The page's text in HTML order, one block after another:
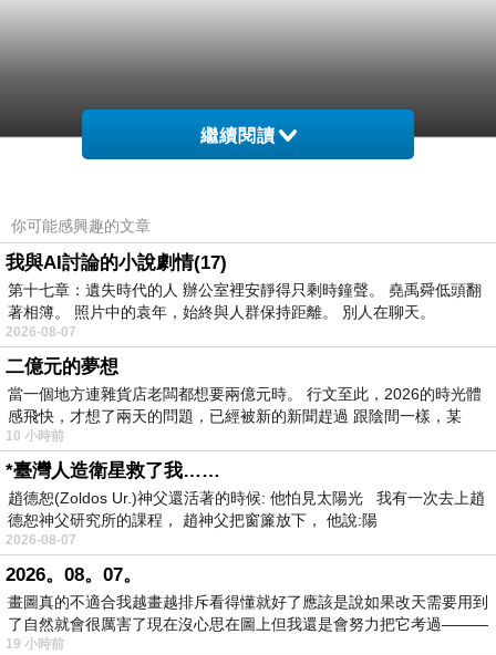
繼續閱讀
你可能感興趣的文章
我與AI討論的小說劇情(17)
第十七章：遺失時代的人 辦公室裡安靜得只剩時鐘聲。 堯禹舜低頭翻
著相簿。 照片中的袁年，始終與人群保持距離。 別人在聊天。
2026-08-07
二億元的夢想
當一個地方連雜貨店老闆都想要兩億元時。 行文至此，2026的時光體
感飛快，才想了兩天的問題，已經被新的新聞趕過 跟陰間一樣，某
10 小時前
*臺灣人造衛星救了我……
趙德恕(Zoldos Ur.)神父還活著的時候: 他怕見太陽光 我有一次去上趙
德恕神父研究所的課程， 趙神父把窗簾放下， 他說:陽
2026-08-07
2026。08。07。
畫圖真的不適合我越畫越排斥看得懂就好了應該是說如果改天需要用到
了自然就會很厲害了現在沒心思在圖上但我還是會努力把它考過———
19 小時前